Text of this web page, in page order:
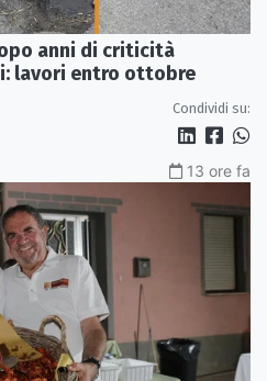
anni di criticità
lavori entro ottobre
Condividi su:
13 ore fa